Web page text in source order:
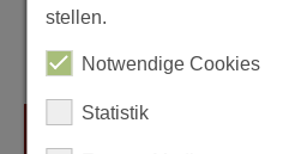
stellen.
Notwendige Cookies
Statistik